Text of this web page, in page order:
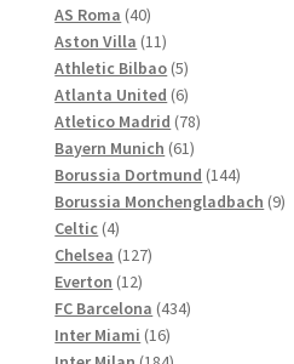
Produkte
AS Roma 4040
Produkte
Aston Villa 1111
Produkte
Athletic Bilbao 55
Produkte
Atlanta United 66
Produkte
Atletico Madrid 7878
Bayern Munich 6161
Produkte
Borussia Dortmund 144144
Produkte
Borussia Monchengladbach 99
Celtic 44
Produkte
Chelsea 127127
Everton 1212
Produkte
FC Barcelona 434434
Inter Miami 1616